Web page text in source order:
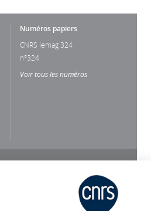
Numéros papiers
CNRS lemag 324
n°324
Voir tous les numéros